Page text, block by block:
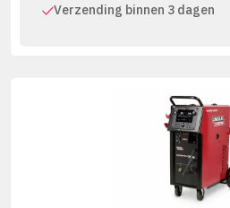
Verzending binnen 3 dagen